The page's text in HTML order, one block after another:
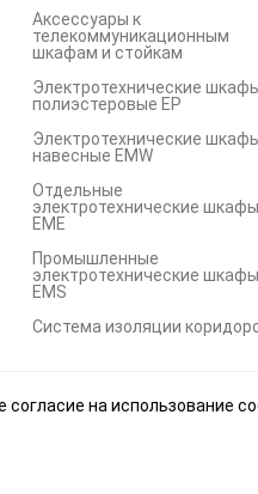
Аксессуары к
телекоммуникационным
шкафам и стойкам
Электротехнические
полиэстеровые EP
Электротехнические
навесные EMW
Отдельные
электротехнические шкафы
EME
Промышленные
электротехнические шкафы
EMS
Система изоляции
на использование